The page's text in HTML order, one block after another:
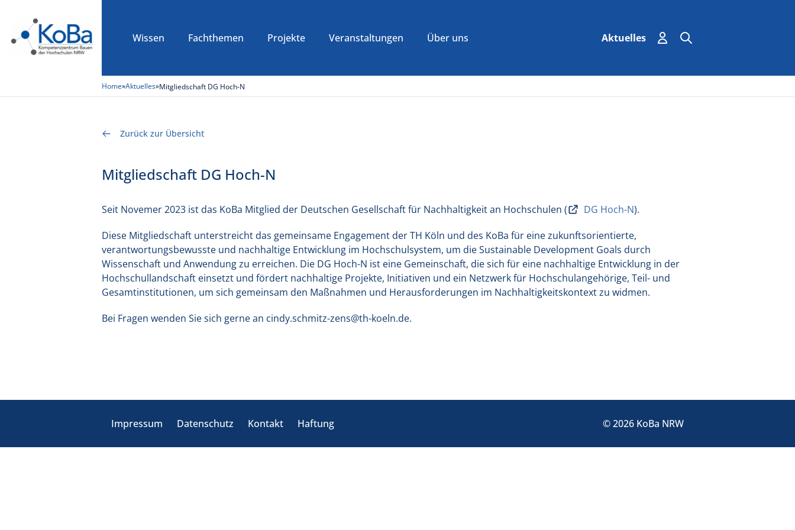
Wissen Fachthemen Projekte Veranstaltungen Über uns Aktuelles Einloggen
Suche
Suchen
Home»Aktuelles»Mitgliedschaft DG Hoch-N
Zurück zur Übersicht
Mitgliedschaft DG Hoch-N
Seit Novemer 2023 ist das KoBa Mitglied der Deutschen Gesellschaft für Nachhaltigkeit an Hochschulen ( DG Hoch-N).
Diese Mitgliedschaft unterstreicht das gemeinsame Engagement der TH Köln und des KoBa für eine zukunftsorientierte,
verantwortungsbewusste und nachhaltige Entwicklung im Hochschulsystem, um die Sustainable Development Goals durch
Wissenschaft und Anwendung zu erreichen. Die DG Hoch-N ist eine Gemeinschaft, die sich für eine nachhaltige Entwicklung in der
Hochschullandschaft einsetzt und fördert nachhaltige Projekte, Initiativen und ein Netzwerk für Hochschulangehörige, Teil- und
Gesamtinstitutionen, um sich gemeinsam den Maßnahmen und Herausforderungen im Nachhaltigkeitskontext zu widmen.
Bei Fragen wenden Sie sich gerne an cindy.schmitz-zens@th-koeln.de.
Impressum Datenschutz Kontakt Haftung © 2026 KoBa NRW